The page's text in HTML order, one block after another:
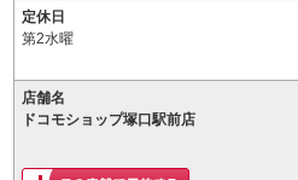
定休日
第2水曜
店舗名
ドコモショップ塚口駅前店